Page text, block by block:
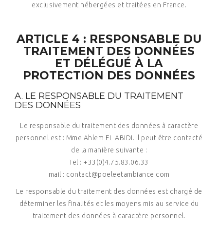
exclusivement hébergées et traitées en France.
ARTICLE 4 : RESPONSABLE DU
TRAITEMENT DES DONNÉES
ET DÉLÉGUÉ À LA
PROTECTION DES DONNÉES
A. LE RESPONSABLE DU TRAITEMENT
DES DONNÉES
Le responsable du traitement des données à caractère
personnel est : Mme Ahlem EL ABIDI. Il peut être contacté
de la manière suivante :
Tel : +33(0)4.75.83.06.33
mail : contact@poeleetambiance.com
Le responsable du traitement des données est chargé de
déterminer les finalités et les moyens mis au service du
traitement des données à caractère personnel.